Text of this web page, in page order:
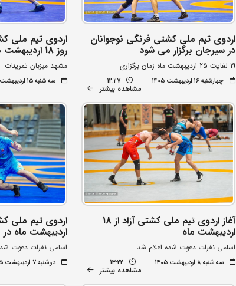
اردوی تیم ملی کشتی فرنگی نوجوانان
در سیرجان برگزار می شود
19 لغایت 25 اردیبهشت ماه زمان برگزاری
چهارشنبه ۱۶ اردیبهشت ۱۴۰۵ 12:27
مشاهده بیشتر
اردوی تیم ملی
روز 18 اردیبهشت ماه برگزار می شود
مشهد میزبان تمرینات
سه شنبه ۱۵ اردیبهشت ۱۴۰۵
آغاز اردوی تیم ملی کشتی آزاد از 18
اردیبهشت ماه
اسامی نفرات دعوت شده اعلام شد
سه شنبه ۸ اردیبهشت ۱۴۰۵ 13:22
مشاهده بیشتر
اردیبهشت ماه در
اسامی نفرات دعوت
دوشنبه ۷ اردیبهشت ۱۴۰۵